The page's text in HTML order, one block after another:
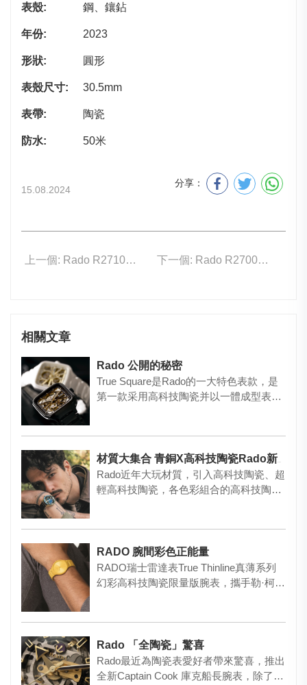
表殼: 鋼、鑲鉆
年份: 2023
形狀: 圓形
表殼尺寸: 30.5mm
表帶: 陶瓷
防水: 50米
15.08.2024
分享：
上一個: Rado R27106922 下一個: Rado R27006912
相關文章
Rado 公開的秘密
True Square是Rado的一大特色表款，是
第一款采用高科技陶瓷并以一體成型表殼
材質大集合 青銅X高科技陶瓷Rado新表
Rado近年大玩材質，引入高科技陶瓷、超
輕高科技陶瓷，各色彩組合的高科技陶瓷
RADO 腕間彩色正能量
RADO瑞士雷達表True Thinline真薄系列
幻彩高科技陶瓷限量版腕表，攜手勒·柯布
Rado 「全陶瓷」驚喜
Rado最近為陶瓷表愛好者帶來驚喜，推出
全新Captain Cook 庫克船長腕表，除了底